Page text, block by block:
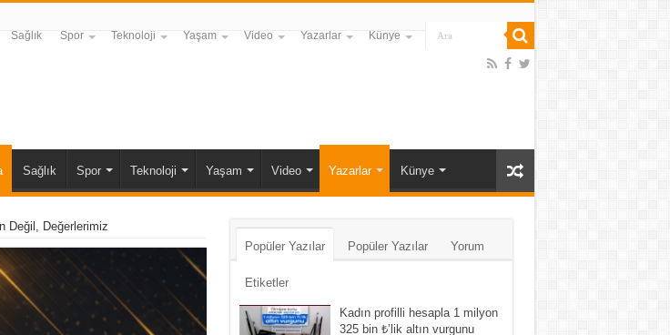
Sağlık Spor Teknoloji Yaşam Video Yazarlar Künye
Sağlık Spor Teknoloji Yaşam Video Yazarlar Künye
Değil, Değerlerimiz
Popüler Yazılar Popüler Yazılar Yorum
Etiketler
Kadın profilli hesapla 1 milyon
325 bin ₺’lik altın vurgunu